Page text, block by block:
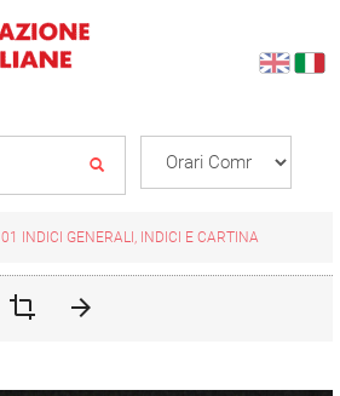
01 INDICI GENERALI, INDICI E CARTINA